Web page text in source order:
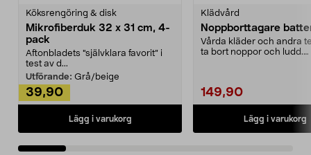
Köksrengöring & disk
Mikrofiberduk 32 x 31 cm, 4-
pack
Aftonbladets "självklara favorit” i
test av d...
Utförande: Grå/beige
39,90
Lägg i varukorg
Klädvård
Noppborttagare
Vårda kläder och andra
ta bort noppor och ludd.
149,90
Lägg i varukorg